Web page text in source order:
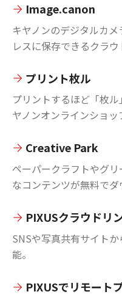
Image.canon
キヤノンのデジタルカ
レスに保存できるクラウ
プリント枚ル
プリントするほど「枚
ヤノンオンラインショッ
Creative Park
ペーパークラフトやグ
なコンテンツが無料でダ
PIXUSクラウドリ
SNSや写真共有サイト
能。
PIXUSでリモート